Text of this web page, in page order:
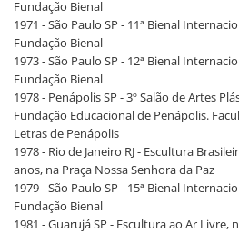
Fundação Bienal
1971 - São Paulo SP - 11ª Bienal
Fundação Bienal
1973 - São Paulo SP - 12ª Bienal
Fundação Bienal
1978 - Penápolis SP - 3º Salão de Artes
Fundação Educacional de Penápolis.
Letras de Penápolis
1978 - Rio de Janeiro RJ - Escultura
anos, na Praça Nossa Senhora da Paz
1979 - São Paulo SP - 15ª Bienal
Fundação Bienal
1981 - Guarujá SP - Escultura ao Ar Livre,